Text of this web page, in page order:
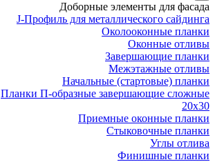
Доборные элементы для фасада
J-Профиль для металлического сайдинга
Околооконные планки
Оконные отливы
Завершающие планки
Межэтажные отливы
Начальные (стартовые) планки
Планки П-образные завершающие сложные
20x30
Приемные оконные планки
Стыковочные планки
Углы отлива
Финишные планки